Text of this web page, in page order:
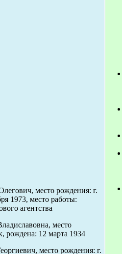
место рождения: г.
1973, место работы:
агентства
место
рождена: 12 марта 1934
место рождения: г.